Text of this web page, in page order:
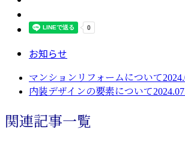
お知らせ
マンションリフォームについて
内装デザインの要素について
関連記事一覧